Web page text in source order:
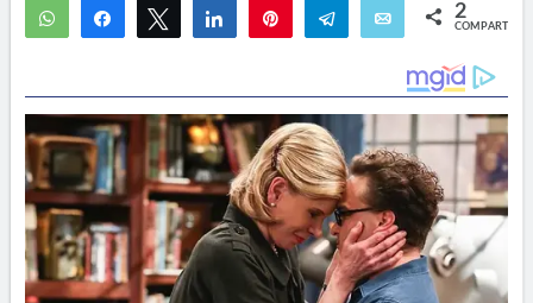
WhatsAppCompartirTwittear Compartir Telegram Email 2
COMPARTIR